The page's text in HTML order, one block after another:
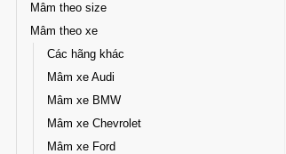
Mâm theo size
Mâm theo xe
Các hãng khác
Mâm xe Audi
Mâm xe BMW
Mâm xe Chevrolet
Mâm xe Ford